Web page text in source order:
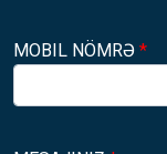
MOBIL NÖMRƏ *